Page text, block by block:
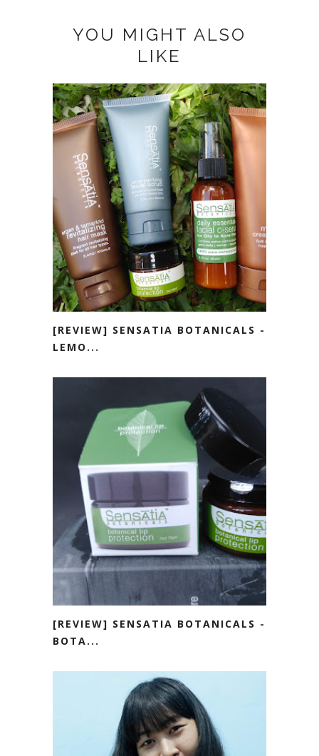
YOU MIGHT ALSO
LIKE
[REVIEW] SENSATIA BOTANICALS -
LEMO...
[REVIEW] SENSATIA BOTANICALS -
BOTA...